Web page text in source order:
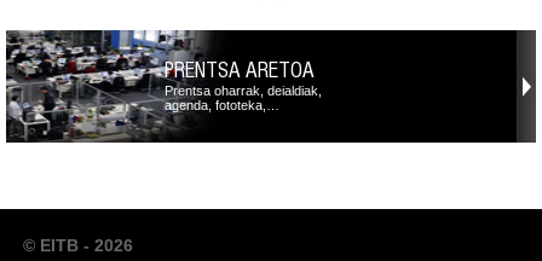
PRENTSA ARETOA
Prentsa oharrak, deialdiak,
agenda, fototeka,…
© EITB - 2026